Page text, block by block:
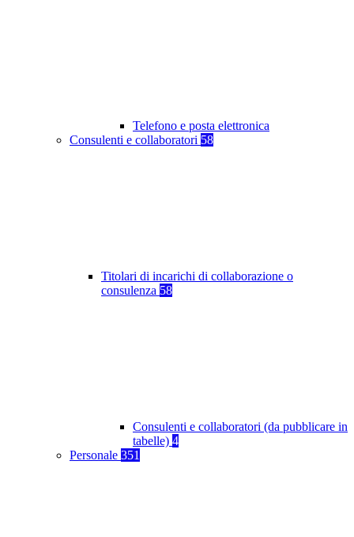
Telefono e posta elettronica
Consulenti e collaboratori 58
Titolari di incarichi di collaborazione o
consulenza 58
Consulenti e collaboratori (da pubblicare in
tabelle) 4
Personale 351